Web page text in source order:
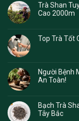
Trà Shan
Cao 2000m
Top Trà Tốt
Người Bệnh
An Toàn!
Bạch Trà
Tây Bắc